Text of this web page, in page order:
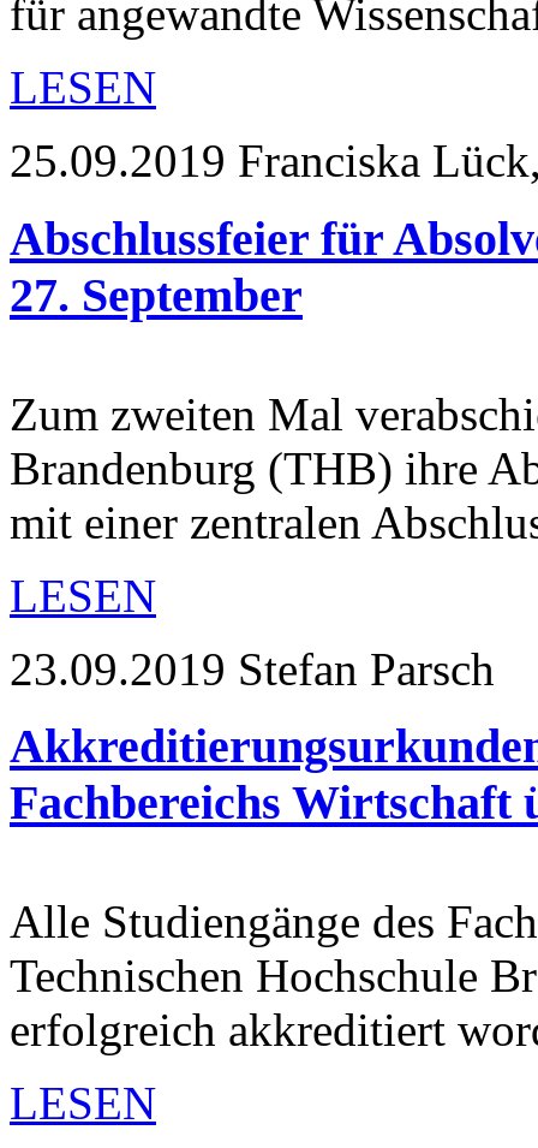
für angewandte
LESEN
25.09.2019 Franciska
Abschlussfeier für
27. September
Zum zweiten Mal
Brandenburg (THB) ihre
mit einer zentralen
LESEN
23.09.2019 Stefan Parsch
Fachbereichs Wirtschaft
Alle Studiengänge des
Technischen Hochschule
erfolgreich akkreditiert
LESEN